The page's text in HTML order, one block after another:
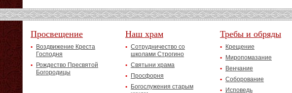
Просвещение
Воздвижение Креста
Господня
Рождество Пресвятой
Богородицы
Наш храм
Сотрудничество со
школами Строгино
Святыни храма
Просфорня
Богослужения старым
Требы и обряды
Крещение
Миропомазание
Венчание
Соборование
Исповедь